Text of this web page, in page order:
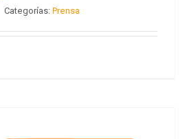
Categorías: Prensa